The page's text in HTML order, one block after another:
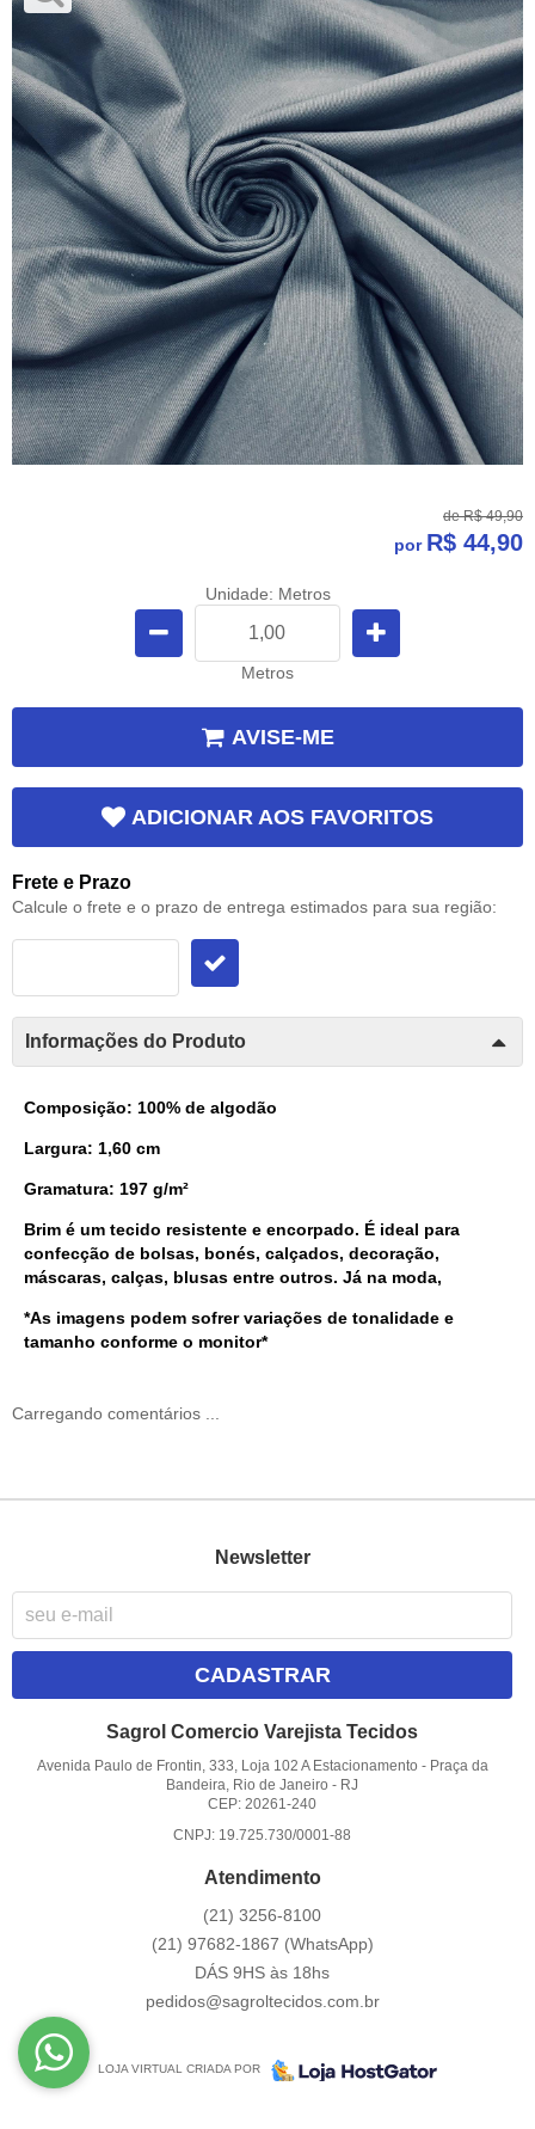
de R$ 49,90
por R$ 44,90
Unidade: Metros
Metros
AVISE-ME
ADICIONAR AOS FAVORITOS
Frete e Prazo
Calcule o frete e o prazo de entrega estimados para sua região:
Informações do Produto
Composição: 100% de algodão
Largura: 1,60 cm
Gramatura: 197 g/m²
Brim é um tecido resistente e encorpado. É ideal para
confecção de bolsas, bonés, calçados, decoração,
máscaras, calças, blusas entre outros. Já na moda,
*As imagens podem sofrer variações de tonalidade e
tamanho conforme o monitor*
Carregando comentários ...
Newsletter
CADASTRAR
Sagrol Comercio Varejista Tecidos
Avenida Paulo de Frontin, 333, Loja 102 A Estacionamento - Praça da
Bandeira, Rio de Janeiro - RJ
CEP: 20261-240
CNPJ: 19.725.730/0001-88
Atendimento
(21) 3256-8100
(21) 97682-1867 (WhatsApp)
DÁS 9HS às 18hs
pedidos@sagroltecidos.com.br
LOJA VIRTUAL CRIADA POR